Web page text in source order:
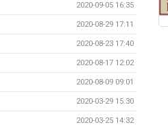
2020-09-05 16:35
2020-08-29 17:11
2020-08-23 17:40
2020-08-17 12:02
2020-08-09 09:01
2020-03-29 15:30
2020-03-25 14:32